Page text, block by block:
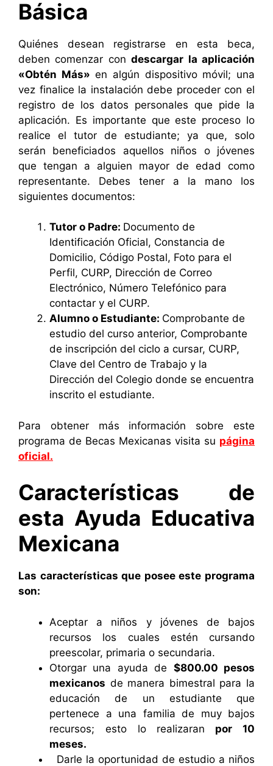
Básica
Quiénes desean registrarse en esta beca,
deben comenzar condescargar la aplicación
«Obtén Más» en algún dispositivo móvil; una
vez finalice la instalación debe proceder con el
registro de los datos personales que pide la
aplicación. Es importante que este proceso lo
realice el tutor de estudiante; ya que, solo
serán beneficiados aquellos niños o jóvenes
que tengan a alguien mayor de edad como
representante. Debes tener a la mano los
siguientes documentos:
Tutor o Padre: Documento de
Identificación Oficial, Constancia de
Domicilio, Código Postal, Foto para el
Perfil, CURP, Dirección de Correo
Electrónico, Número Telefónico para
contactar y el CURP.
Alumno o Estudiante: Comprobante de
estudio del curso anterior, Comprobante
de inscripción del ciclo a cursar, CURP,
Clave del Centro de Trabajo y la
Dirección del Colegio donde se encuentra
inscrito el estudiante.
Para obtener más información sobre este
programa de Becas Mexicanas visita su página
oficial.
Características de
esta Ayuda Educativa
Mexicana
Las características que posee este programa
son:
Aceptar a niños y jóvenes de bajos
recursos los cuales estén cursando
preescolar, primaria o secundaria.
Otorgar una ayuda de $800.00 pesos
mexicanos de manera bimestral para la
educación de un estudiante que
pertenece a una familia de muy bajos
recursos; esto lo realizaran por 10
meses.
Darle la oportunidad de estudio a niños